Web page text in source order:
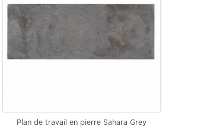
Plan de travail en pierre Sahara Grey